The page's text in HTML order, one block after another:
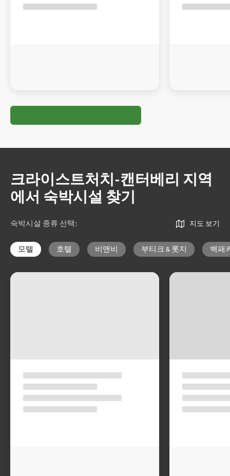
크라이스트처치-캔터베리 지역
에서 숙박시설 찾기
숙박시설 종류 선택: 지도 보기
모텔 호텔 비앤비 부티크 & 롯지 백패